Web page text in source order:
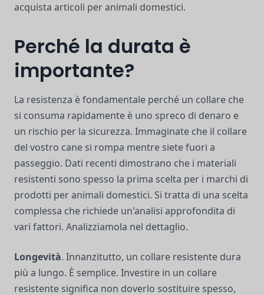
acquista articoli per animali domestici.
Perché la durata è
importante?
La resistenza è fondamentale perché un collare che
si consuma rapidamente è uno spreco di denaro e
un rischio per la sicurezza. Immaginate che il collare
del vostro cane si rompa mentre siete fuori a
passeggio. Dati recenti dimostrano che i materiali
resistenti sono spesso la prima scelta per i marchi di
prodotti per animali domestici. Si tratta di una scelta
complessa che richiede un'analisi approfondita di
vari fattori. Analizziamola nel dettaglio.
Longevità. Innanzitutto, un collare resistente dura
più a lungo. È semplice. Investire in un collare
resistente significa non doverlo sostituire spesso,